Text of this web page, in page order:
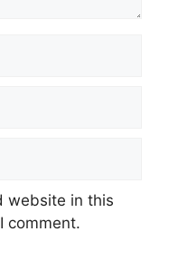
website in this
comment.